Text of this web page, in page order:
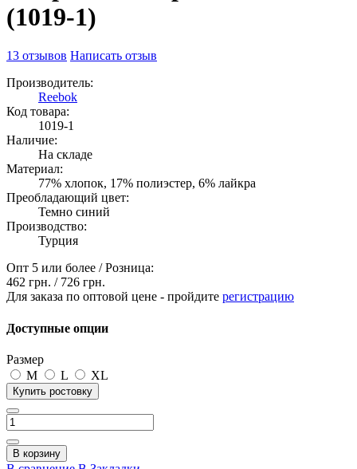
(1019-1)
13 отзывов Написать отзыв
Производитель:
Reebok
Код товара:
1019-1
Наличие:
На складе
Материал:
77% хлопок, 17% полиэстер, 6% лайкра
Преобладающий цвет:
Темно синий
Производство:
Турция
Опт 5 или более / Розница:
462 грн. / 726 грн.
Для заказа по оптовой цене - пройдите регистрацию
Доступные опции
Размер
M
L XL
Купить ростовку
В корзину